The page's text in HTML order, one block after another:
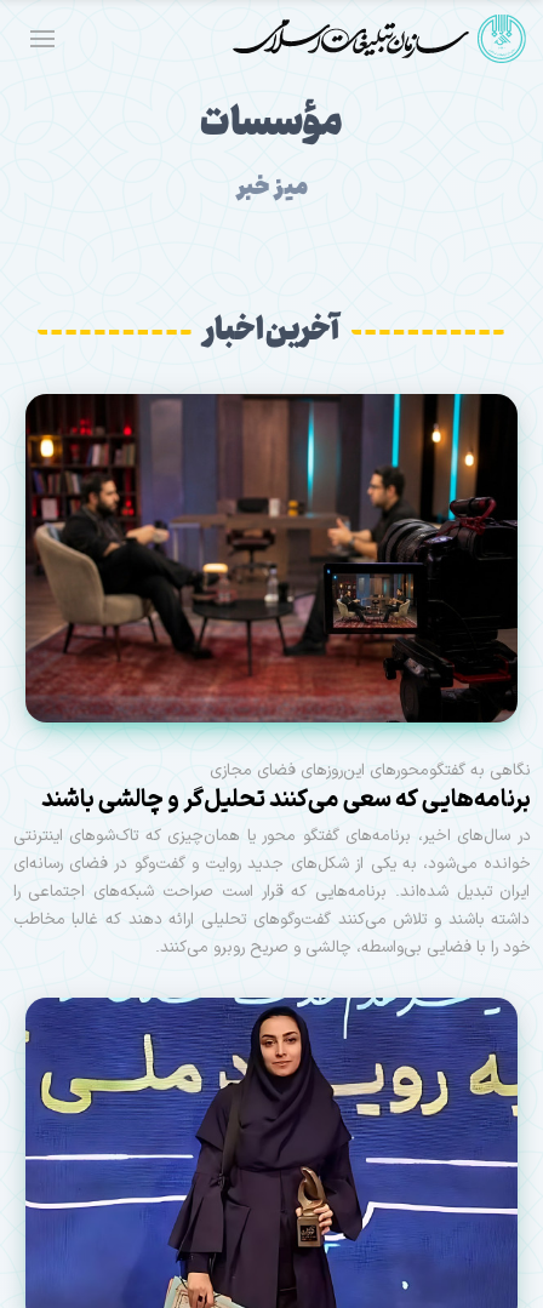
مؤسسات
میز خبر
آخرین اخبار
نگاهی به گفتگومحورهای این‌روزهای فضای مجازی
برنامه‌هایی که سعی می‌کنند تحلیل‌گر و چالشی باشند
در سال‌های اخیر، برنامه‌های گفتگو محور یا همان‌چیزی که تاک‌شوهای اینترنتی
خوانده می‌شود، به یکی از شکل‌های جدید روایت و گفت‌وگو در فضای رسانه‌ای
ایران تبدیل شده‌اند. برنامه‌هایی که قرار است صراحت شبکه‌های اجتماعی را
داشته باشند و تلاش می‌کنند گفت‌وگوهای تحلیلی ارائه دهند که غالبا مخاطب
خود را با فضایی بی‌واسطه، چالشی و صریح روبرو می‌کنند.